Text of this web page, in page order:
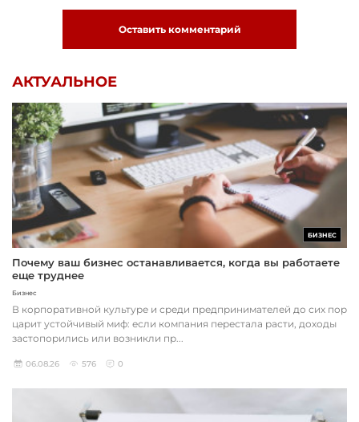
Оставить комментарий
АКТУАЛЬНОЕ
БИЗНЕС
Почему ваш бизнес останавливается, когда вы работаете
еще труднее
Бизнес
В корпоративной культуре и среди предпринимателей до сих пор
царит устойчивый миф: если компания перестала расти, доходы
застопорились или возникли пр...
06.08.26 576 0